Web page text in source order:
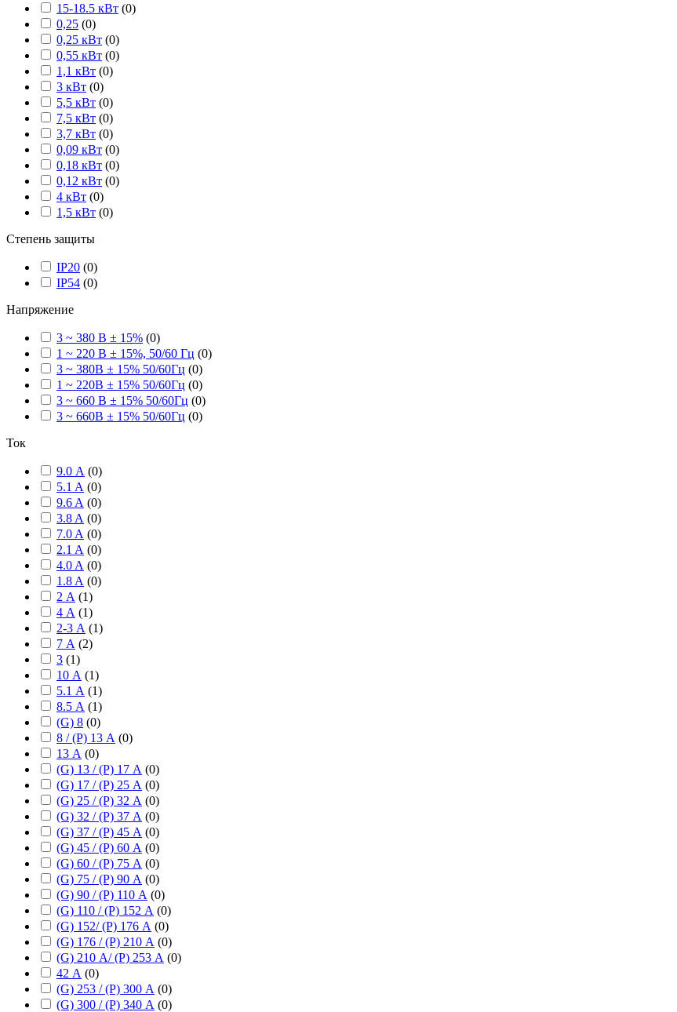
15-18.5 кВт (0)
0,25 (0)
0,25 кВт (0)
0,55 кВт (0)
1,1 кВт (0)
3 кВт (0)
5,5 кВт (0)
7,5 кВт (0)
3,7 кВт (0)
0,09 кВт (0)
0,18 кВт (0)
0,12 кВт (0)
4 кВт (0)
1,5 кВт (0)
Степень защиты
IP20 (0)
IP54 (0)
Напряжение
3 ~ 380 В ± 15% (0)
1 ~ 220 В ± 15%, 50/60 Гц (0)
3 ~ 380В ± 15% 50/60Гц (0)
1 ~ 220В ± 15% 50/60Гц (0)
3 ~ 660 В ± 15% 50/60Гц (0)
3 ~ 660В ± 15% 50/60Гц (0)
Ток
9.0 А (0)
5.1 A (0)
9.6 A (0)
3.8 A (0)
7.0 A (0)
2.1 A (0)
4.0 A (0)
1.8 A (0)
2 А (1)
4 А (1)
2-3 А (1)
7 А (2)
3 (1)
10 А (1)
5.1 А (1)
8.5 А (1)
(G) 8 (0)
8 / (P) 13 А (0)
13 А (0)
(G) 13 / (P) 17 А (0)
(G) 17 / (P) 25 А (0)
(G) 25 / (P) 32 А (0)
(G) 32 / (P) 37 А (0)
(G) 37 / (P) 45 А (0)
(G) 45 / (P) 60 А (0)
(G) 60 / (P) 75 А (0)
(G) 75 / (P) 90 А (0)
(G) 90 / (P) 110 А (0)
(G) 110 / (P) 152 А (0)
(G) 152/ (P) 176 А (0)
(G) 176 / (P) 210 А (0)
(G) 210 А/ (P) 253 А (0)
42 А (0)
(G) 253 / (P) 300 А (0)
(G) 300 / (P) 340 А (0)